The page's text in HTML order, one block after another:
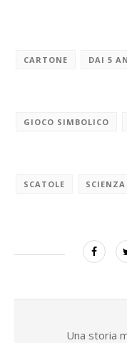
CARTONE DAI 5
GIOCO SIMBOLICO
SCATOLE SCIENZA
Una storia